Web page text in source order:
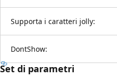
Supporta i caratteri jolly:
DontShow:
Set di parametri